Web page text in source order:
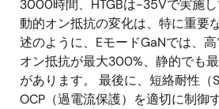
3000時間、HTGBは-35Vで実施し
動的オン抵抗の変化は、特に重要
述のように、EモードGaNでは、
オン抵抗が最大300%、静的でも
があります。 最後に、短絡耐性（
OCP（過電流保護）を適切に制御